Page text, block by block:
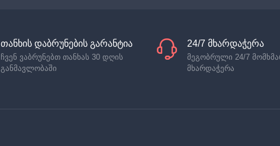
თანხის დაბრუნების გარანტია
ჩვენ ვაბრუნებთ თანხას 30 დღის
განმავლობაში
24/7 მხარდაჭერა
მეგობრული 24/7
მხარდაჭერა